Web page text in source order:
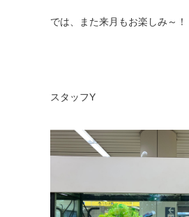
では、また来月もお楽しみ～！
スタッフY